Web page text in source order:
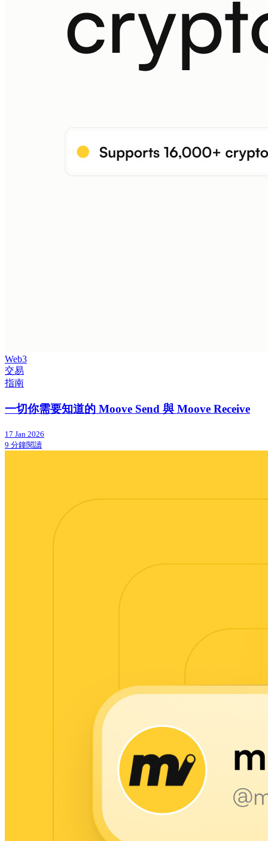
Web3
交易
指南
一切你需要知道的 Moove Send 與 Moove Receive
17 Jan 2026
9 分鐘閱讀